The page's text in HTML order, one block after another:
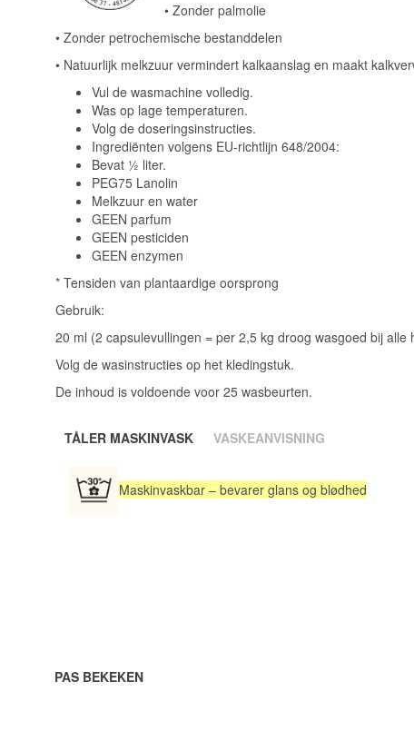
• Zonder palmolie
• Zonder petrochemische bestanddelen
• Natuurlijk melkzuur vermindert kalkaanslag en maakt
Vul de wasmachine volledig.
Was op lage temperaturen.
Volg de doseringsinstructies.
Ingrediënten volgens EU-richtlijn 648/2004:
Bevat ½ liter.
PEG75 Lanolin
Melkzuur en water
GEEN parfum
GEEN pesticiden
GEEN enzymen
* Tensiden van plantaardige oorsprong
Gebruik:
20 ml (2 capsulevullingen = per 2,5 kg droog wasgoed bij alle
Volg de wasinstructies op het kledingstuk.
De inhoud is voldoende voor 25 wasbeurten.
TÅLER MASKINVASK VASKEANVISNING
Maskinvaskbar – bevarer glans og blødhed
PAS BEKEKEN